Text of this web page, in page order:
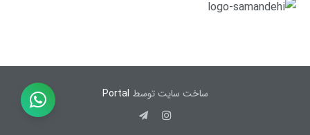
ساخت سایت توسط Portal